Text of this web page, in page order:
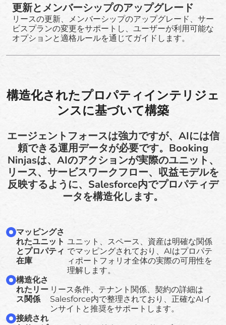
更新とメンバーシップのアップグレード
リースの更新、メンバーシップのアップグレード、サー
ビスプランの変更をサポートし、ユーザーが利用可能な
オプションと適格ルールを通じてガイドします。
構造化されたプロパティインテリジェ
ンスに基づいて構築
エージェントフォースは強力ですが、AIには信
頼できる運用データが必要です。Booking
Ninjasは、AIのアクションが実際のユニット、
リース、サービスワークフロー、収益モデルを
反映するように、Salesforce内でプロパティデ
ータを構造化します。
マッピングさ
れたユニット
とプロパティ
在庫
ユニット、スペース、資産は明確な関係
でマッピングされており、AIはプロパテ
ィポートフォリオ全体の実際の可用性を
理解します。
構造化さ
れたリー
ス関係
リース条件、テナント関係、契約の詳細は
Salesforce内で整理されており、正確なAIイ
ンサイトと推奨をサポートします。
接続され